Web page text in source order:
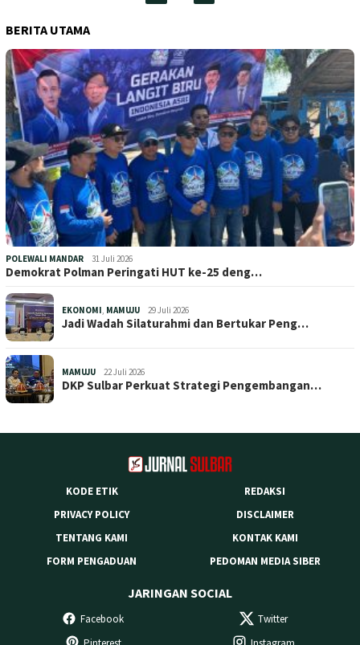
BERITA UTAMA
POLEWALI MANDAR 31 Juli 2026
Demokrat Polman Peringati HUT ke-25 deng…
EKONOMI, MAMUJU 29 Juli 2026
Jadi Wadah Silaturahmi dan Bertukar Peng…
MAMUJU 22 Juli 2026
DKP Sulbar Perkuat Strategi Pengembangan…
KODE ETIK
REDAKSI
PRIVACY POLICY
DISCLAIMER
TENTANG KAMI
KONTAK KAMI
FORM PENGADUAN
PEDOMAN MEDIA SIBER
JARINGAN SOCIAL
Facebook
Twitter